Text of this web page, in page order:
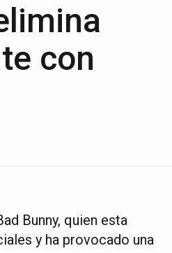
con
Bunny, quien esta
y ha provocado una